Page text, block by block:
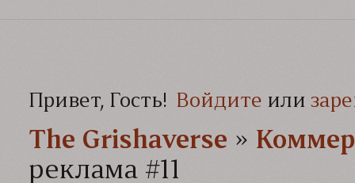
Привет, Гость! Войдите или
The Grishaverse­­­ »
реклама #11